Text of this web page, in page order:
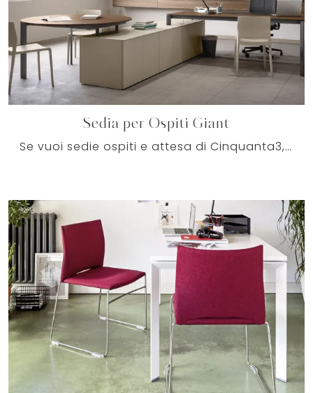
Sedia per Ospiti Giant
Se vuoi sedie ospiti e attesa di Cinquanta3, clicca e ottieni informazioni sul modello Sedia per Ospiti Giant in plastica per il tuo ufficio!